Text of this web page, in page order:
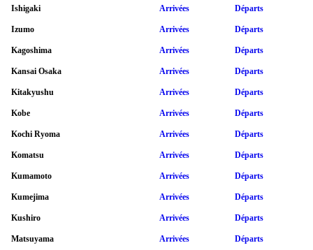
Ishigaki Arrivées Départs
Izumo Arrivées Départs
Kagoshima Arrivées Départs
Kansai Osaka Arrivées Départs
Kitakyushu Arrivées Départs
Kobe Arrivées Départs
Kochi Ryoma Arrivées Départs
Komatsu Arrivées Départs
Kumamoto Arrivées Départs
Kumejima Arrivées Départs
Kushiro Arrivées Départs
Matsuyama Arrivées Départs